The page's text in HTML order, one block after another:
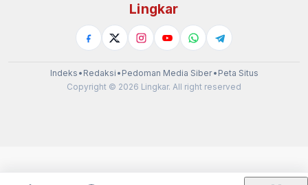
Lingkar
Indeks • Redaksi • Pedoman Media Siber• Peta Situs
Copyright © 2026 Lingkar. All right reserved